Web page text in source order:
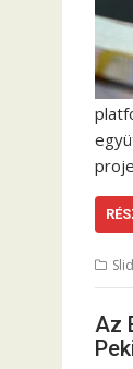
Az